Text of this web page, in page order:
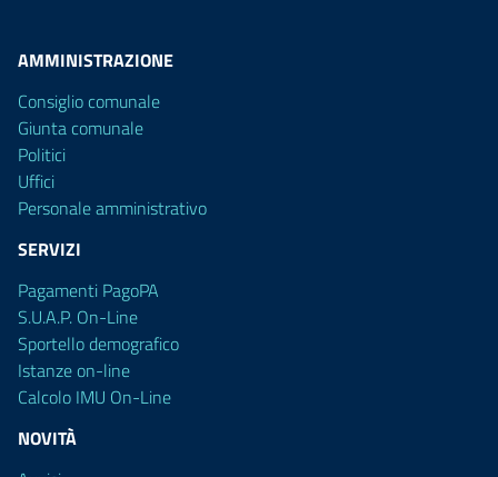
AMMINISTRAZIONE
Consiglio comunale
Giunta comunale
Politici
Uffici
Personale amministrativo
SERVIZI
Pagamenti PagoPA
S.U.A.P. On-Line
Sportello demografico
Istanze on-line
Calcolo IMU On-Line
NOVITÀ